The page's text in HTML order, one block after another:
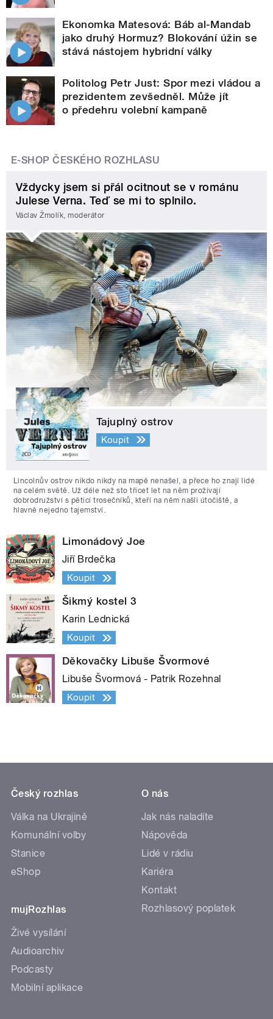
Ekonomka Matesová: Báb al-Mandab
jako druhý Hormuz? Blokování úžin se
stává nástojem hybridní války
Politolog Petr Just: Spor mezi vládou a
prezidentem zevšedněl. Může jít
o předehru volební kampaně
E-SHOP ČESKÉHO ROZHLASU
Vždycky jsem si přál ocitnout se v románu
Julese Verna. Teď se mi to splnilo.
Václav Žmolík, moderátor
Tajuplný ostrov
Koupit
Lincolnův ostrov nikdo nikdy na mapě nenašel, a přece ho znají lidé
na celém světě. Už déle než sto třicet let na něm prožívají
dobrodružství s pěticí trosečníků, kteří na něm našli útočiště, a
hlavně nejedno tajemství.
Limonádový Joe
Jiří Brdečka
Koupit
Šikmý kostel 3
Karin Lednická
Koupit
Děkovačky Libuše Švormové
Libuše Švormová - Patrik Rozehnal
Koupit
Český rozhlas
Válka na Ukrajině
Komunální volby
Stanice
eShop
mujRozhlas
Živé vysílání
Audioarchiv
Podcasty
Mobilní aplikace
O nás
Jak nás naladíte
Nápověda
Lidé v rádiu
Kariéra
Kontakt
Rozhlasový poplatek